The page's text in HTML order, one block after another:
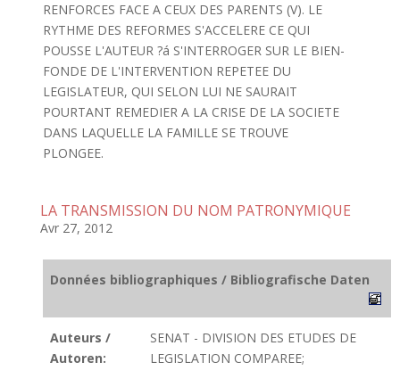
RENFORCES FACE A CEUX DES PARENTS (V). LE
RYTHME DES REFORMES S'ACCELERE CE QUI
POUSSE L'AUTEUR ?á S'INTERROGER SUR LE BIEN-
FONDE DE L'INTERVENTION REPETEE DU
LEGISLATEUR, QUI SELON LUI NE SAURAIT
POURTANT REMEDIER A LA CRISE DE LA SOCIETE
DANS LAQUELLE LA FAMILLE SE TROUVE
PLONGEE.
LA TRANSMISSION DU NOM PATRONYMIQUE
Avr 27, 2012
Données bibliographiques / Bibliografische Daten
Auteurs /
Autoren:
SENAT - DIVISION DES ETUDES DE
LEGISLATION COMPAREE;